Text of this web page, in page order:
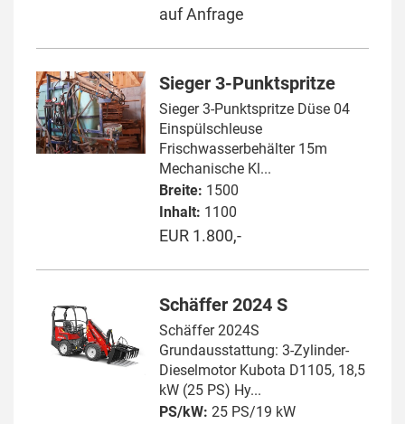
auf Anfrage
Sieger 3-Punktspritze
Sieger 3-Punktspritze Düse 04
Einspülschleuse
Frischwasserbehälter 15m
Mechanische Kl...
Breite: 1500
Inhalt: 1100
EUR 1.800,-
Schäffer 2024 S
Schäffer 2024S
Grundausstattung: 3-Zylinder-
Dieselmotor Kubota D1105, 18,5
kW (25 PS) Hy...
PS/kW: 25 PS/19 kW